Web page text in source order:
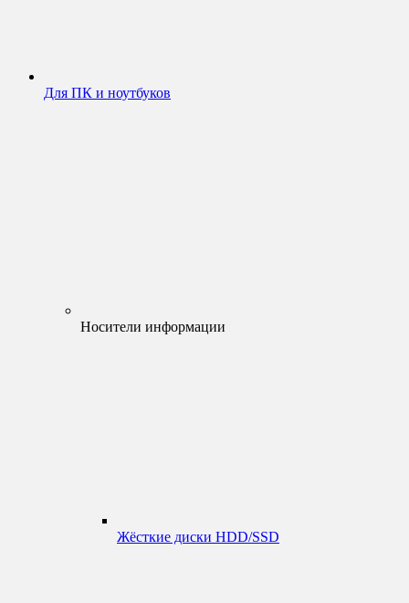
Для ПК и ноутбуков
Носители информации
Жёсткие диски HDD/SSD